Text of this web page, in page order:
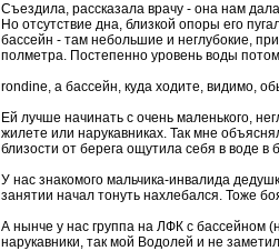
Съездила, рассказала врачу - она нам
Но отсутствие дна, близкой опоры его
бассейн - там небольшие и неглубокие,
полметра. Постепенно уровень воды
rondine, а бассейн, куда ходите, видимо,
Ей лучше начинать с очень маленького,
жилете или нарукавниках. Так мне
близости от берега ощутила себя в воде в
У нас знакомого мальчика-инвалида
занятии начал тонуть нахлебался. Тоже
А нынче у нас группа на ЛФК с бассейном
нарукавники, так мой Водолей и не